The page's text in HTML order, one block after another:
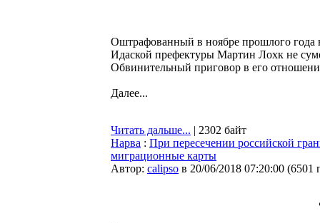
Оштрафованный в ноябре прошлого года
Идаской префектуры Мартин Лохк не
Обвинительный приговор в его
Далее...
Читать дальше... | 2302 байт
Нарва : При пересечении российской
миграционные карты
Автор: calipso в 20/06/2018 07:20:00 (6501